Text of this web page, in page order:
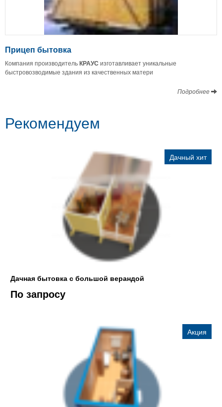
Прицеп бытовка
Компания производительКРАУС изготавливает уникальные
быстровозводимые здания из качественных матери
Подробнее
Рекомендуем
Дачный хит
Дачная бытовка с большой верандой
По запросу
Акция